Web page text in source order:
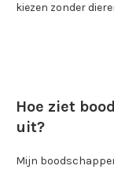
kiezen zonder
Hoe ziet
uit?
Mijn